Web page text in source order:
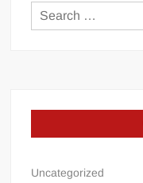
Uncategorized